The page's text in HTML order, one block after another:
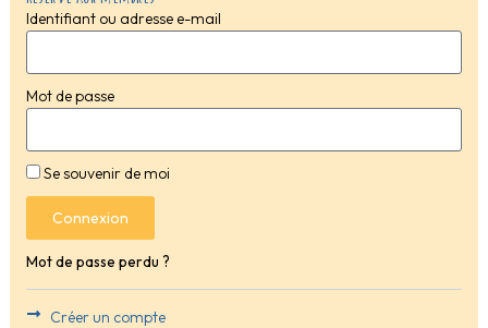
Identifiant ou adresse e-mail
Mot de passe
Se souvenir de moi
Connexion
Mot de passe perdu ?
Créer un compte